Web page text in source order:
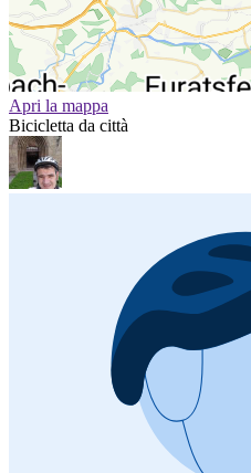
Apri la mappa
Bicicletta da città